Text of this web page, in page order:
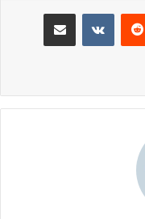
‫رددیت ‫VKontakteاشتراک گذاری از طریق ایمیل